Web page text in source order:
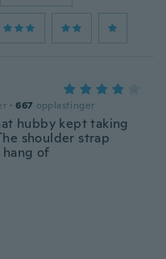
· 667 opplastinger
hubby kept taking
shoulder strap
of